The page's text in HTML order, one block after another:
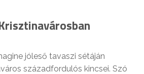
jóleső tavaszi sétáján
századfordulós kincsei. Szó